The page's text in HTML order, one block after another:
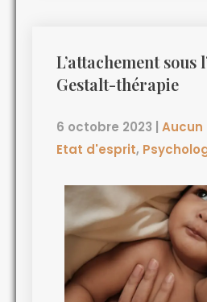
L’attachement sous
Gestalt-thérapie
6 octobre 2023
Etat d'esprit,